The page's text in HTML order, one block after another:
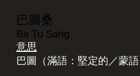
巴圖桑
Ba Tu Sang
意思
巴圖（滿語：堅定的／蒙語